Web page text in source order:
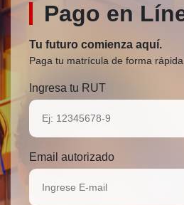
Pago en
Tu futuro comienza aquí.
Paga tu matrícula de forma rápida
Ingresa tu RUT
Email autorizado